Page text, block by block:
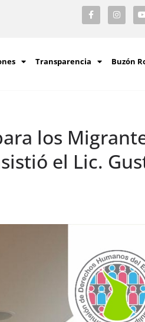
Transparencia Buzón
los
el Lic.